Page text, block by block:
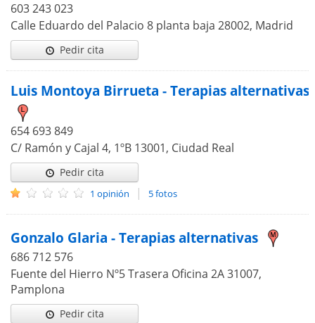
603 243 023
Calle Eduardo del Palacio 8 planta baja 28002, Madrid
Pedir cita
Luis Montoya Birrueta - Terapias alternativas
654 693 849
C/ Ramón y Cajal 4, 1ºB 13001, Ciudad Real
Pedir cita
1 opinión | 5 fotos
Gonzalo Glaria - Terapias alternativas
686 712 576
Fuente del Hierro Nº5 Trasera Oficina 2A 31007,
Pamplona
Pedir cita